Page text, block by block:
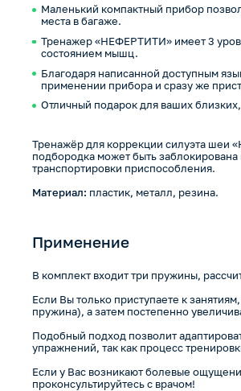
Маленький компактный прибор
места в багаже.
Тренажер «НЕФЕРТИТИ» имеет 3
состоянием мышц.
Благодаря написанной доступным
применении прибора и сразу же
Отличный подарок для ваших
Тренажёр для коррекции силуэта шеи
подбородка может быть
транспортировки приспособления.
Материал: пластик, металл, резина.
Применение
В комплект входит три пружины,
Если Вы только приступаете к
пружина), а затем постепенно
Подобный подход позволит
упражнений, так как процесс
Если у Вас возникают болевые
проконсультируйтесь с врачом!